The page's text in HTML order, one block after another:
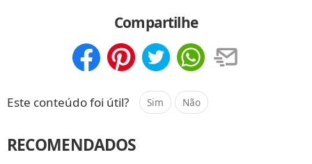
Compartilhe
Este conteúdo foi útil? Sim Não
RECOMENDADOS